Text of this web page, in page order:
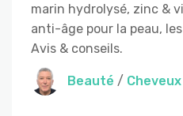
marin hydrolysé, zinc &
anti-âge pour la peau,
Avis & conseils.
Beauté / Cheveux